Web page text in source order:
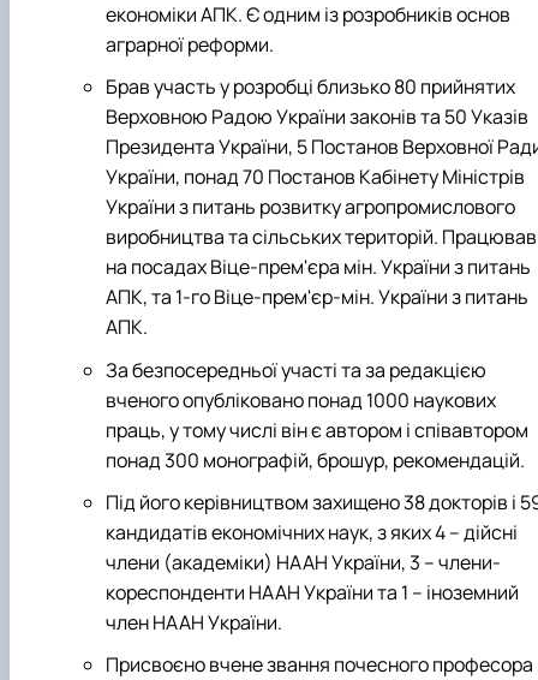
економіки АПК. Є одним із розробників основ
аграрної реформи.
Брав участь у розробці близько 80 прийнятих
Верховною Радою України законів та 50 Указів
Президента України, 5 Постанов Верховної
України, понад 70 Постанов Кабінету Міністрів
України з питань розвитку агропромислового
виробництва та сільських територій. Працював
на посадахВіце-прем'єра мін. України з питань
АПК, та 1-го Віце-прем'єр-мін. України з питань
АПК.
За безпосередньої участі та за редакцією
вченого опубліковано по­над 1000 наукових
праць, у тому числі він є автором і співавтором
по­над 300 монографій, брошур, рекомендацій.
Під його керівництвом захищено 38 докторів і
кандидатів економічних наук, з яких 4 – дійсні
члени (академіки) НААН України, 3 – члени-
кореспонденти НААН України та 1 – іноземний
член НААН України.
Присвоєно вчене звання почесного професора